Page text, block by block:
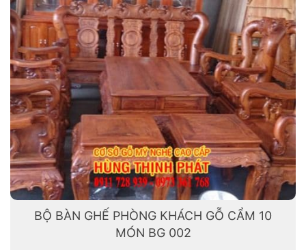
BỘ BÀN GHẾ PHÒNG KHÁCH GỖ CẨM 10
MÓN BG 002